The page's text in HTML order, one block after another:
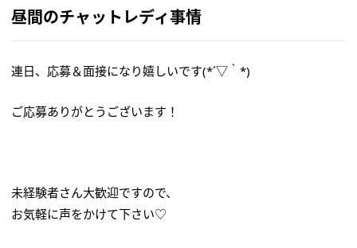
昼間のチャットレディ事情
連日、応募＆面接になり嬉しいです(*´▽｀*)
ご応募ありがとうございます！
未経験者さん大歓迎ですので、
お気軽に声をかけて下さい♡